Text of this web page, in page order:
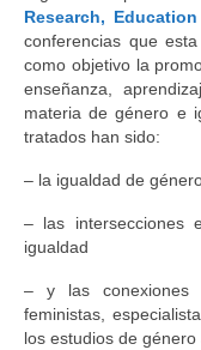
Research,
conferencias que
como objetivo la
enseñanza,
materia de género e
tratados han sido:
– la igualdad de
– las intersecciones
igualdad
– y las conexiones
feministas,
los estudios de